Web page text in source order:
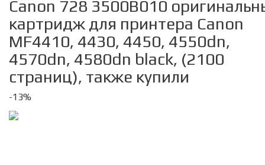
Canon 728 3500B010
картридж для принтера Canon
MF4410, 4430, 4450, 4550dn,
4570dn, 4580dn black, (2100
страниц), также купили
-13%